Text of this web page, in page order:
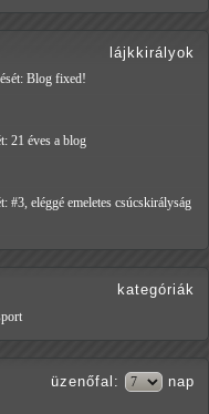
lájkkirályok
Blog fixed!
21 éves a blog
#3, eléggé emeletes csúcskirályság
kategóriák
üzenőfal : nap